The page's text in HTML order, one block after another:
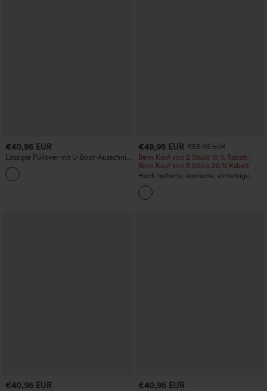
€40,95 EUR
Lässiger Pullover mit U-Boot-Ausschnitt
und Fledermausärmeln.
+1
€49,95 EUR €53,95 EUR
Beim Kauf von 2 Stück 10 % Rabatt |
Beim Kauf von 3 Stück 20 % Rabatt
Hoch taillierte, konische, einfarbige
Anzughose mit Seitentaschen
€40,95 EUR €40,95 EUR